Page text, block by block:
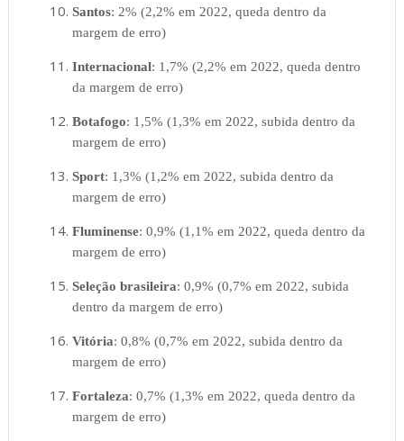
Santos: 2% (2,2% em 2022, queda dentro da
margem de erro)
Internacional: 1,7% (2,2% em 2022, queda dentro
da margem de erro)
Botafogo: 1,5% (1,3% em 2022, subida dentro da
margem de erro)
Sport: 1,3% (1,2% em 2022, subida dentro da
margem de erro)
Fluminense: 0,9% (1,1% em 2022, queda dentro da
margem de erro)
Seleção brasileira: 0,9% (0,7% em 2022, subida
dentro da margem de erro)
Vitória: 0,8% (0,7% em 2022, subida dentro da
margem de erro)
Fortaleza: 0,7% (1,3% em 2022, queda dentro da
margem de erro)